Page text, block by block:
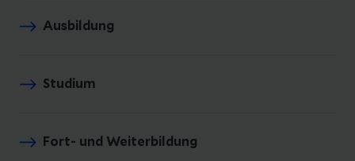
Ausbildung
Studium
Fort- und Weiterbildung